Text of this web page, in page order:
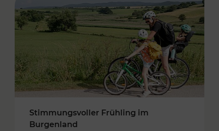
Stimmungsvoller Frühling im
Burgenland